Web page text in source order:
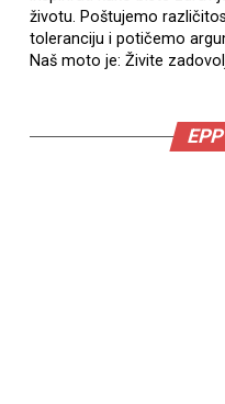
životu. Poštujemo
toleranciju i potičemo
Naš moto je: Živite
EPP